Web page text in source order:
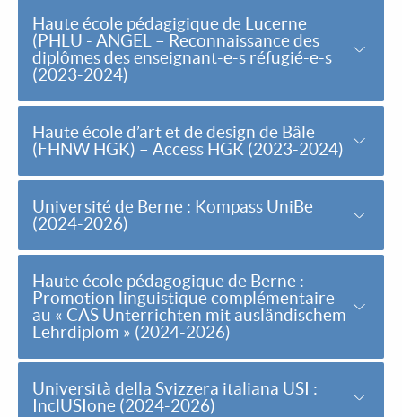
Haute école pédagigique de Lucerne
(PHLU - ANGEL – Reconnaissance des
diplômes des enseignant-e-s réfugié-e-s
(2023-2024)
Haute école d’art et de design de Bâle
(FHNW HGK) – Access HGK (2023-2024)
Université de Berne : Kompass UniBe
(2024-2026)
Haute école pédagogique de Berne :
Promotion linguistique complémentaire
au « CAS Unterrichten mit ausländischem
Lehrdiplom » (2024-2026)
Università della Svizzera italiana USI :
InclUSIone (2024-2026)